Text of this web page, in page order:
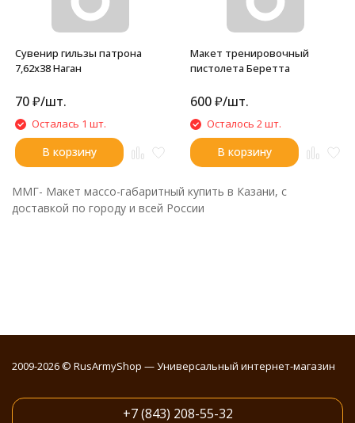
Сувенир гильзы патрона
7,62х38 Наган
70₽/шт.
Осталась 1 шт.
В корзину
Макет тренировочный
пистолета Беретта
600₽/шт.
Осталось 2 шт.
В корзину
ММГ- Макет массо-габаритный купить в Казани, с
доставкой по городу и всей России
2009-2026 © RusArmyShop — Универсальный интернет-магазин
+7 (843) 208-55-32